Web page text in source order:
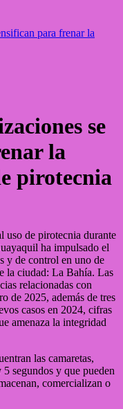
para frenar la
se
la
pirotecnia
uso de pirotecnia durante
ha impulsado el
y de control en uno de
la ciudad: La Bahía. Las
relacionadas con
de 2025, además de tres
casos en 2024, cifras
amenaza la integridad
las camaretas,
segundos y que pueden
comercializan o